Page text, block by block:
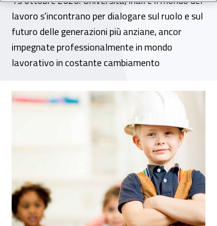
lavoro s'incontrano per dialogare sul ruolo e sul
futuro delle generazioni più anziane, ancor
impegnate professionalmente in mondo
lavorativo in costante cambiamento
Dr Fvg - Webinar: " Lavoratori anziani e